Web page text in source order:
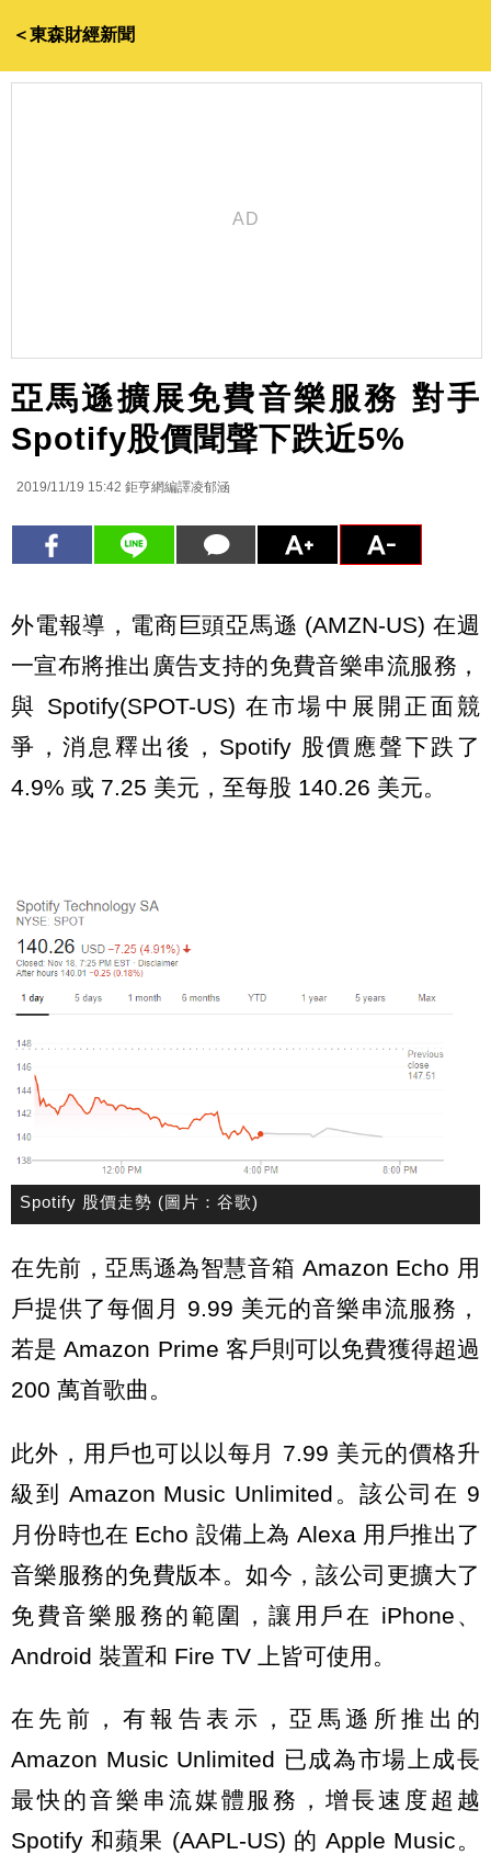
＜東森財經新聞
亞馬遜擴展免費音樂服務 對手
Spotify股價聞聲下跌近5%
2019/11/19 15:42 鉅亨網編譯凌郁涵
外電報導，電商巨頭亞馬遜 (AMZN-US) 在週
一宣布將推出廣告支持的免費音樂串流服務，
與 Spotify(SPOT-US) 在市場中展開正面競
爭，消息釋出後，Spotify 股價應聲下跌了
4.9% 或 7.25 美元，至每股 140.26 美元。
Spotify 股價走勢 (圖片：谷歌)
在先前，亞馬遜為智慧音箱 Amazon Echo 用
戶提供了每個月 9.99 美元的音樂串流服務，
若是 Amazon Prime 客戶則可以免費獲得超過
200 萬首歌曲。
此外，用戶也可以以每月 7.99 美元的價格升
級到 Amazon Music Unlimited。該公司在 9
月份時也在 Echo 設備上為 Alexa 用戶推出了
音樂服務的免費版本。如今，該公司更擴大了
免費音樂服務的範圍，讓用戶在 iPhone、
Android 裝置和 Fire TV 上皆可使用。
在先前，有報告表示，亞馬遜所推出的
Amazon Music Unlimited 已成為市場上成長
最快的音樂串流媒體服務，增長速度超越
Spotify 和蘋果 (AAPL-US) 的 Apple Music。